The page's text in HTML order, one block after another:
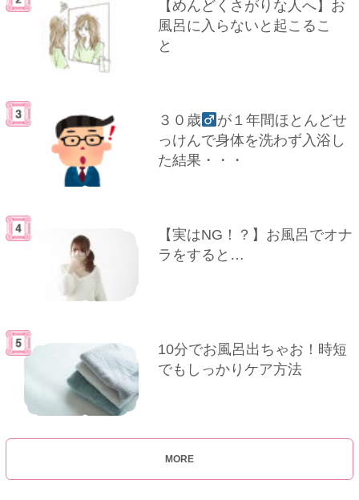
【めんどくさがりな人へ】お
風呂に入らないと起こるこ
と
３０歳
が１年間ほとんどせ
っけんで身体を洗わず入浴し
た結果・・・
【実はNG！？】お風呂でオナ
ラをすると…
10分でお風呂出ちゃお！時短
でもしっかりケア方法
MORE